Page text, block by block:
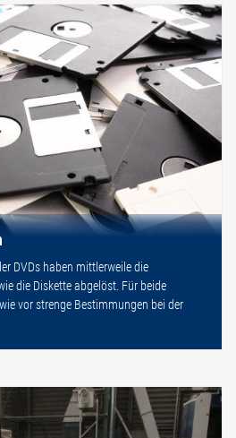
DVDs haben mittlerweile die
die Diskette abgelöst. Für beide
vor strenge Bestimmungen bei der